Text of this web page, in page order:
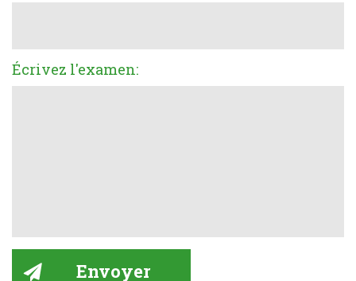
Écrivez l'examen: